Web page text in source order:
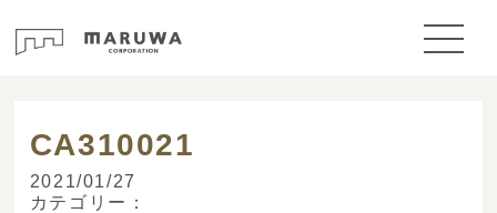
CA310021
2021/01/27
カテゴリー：